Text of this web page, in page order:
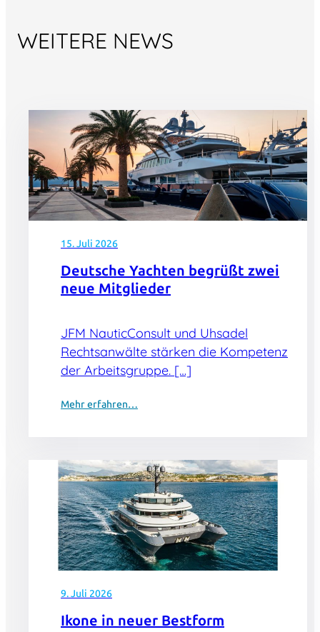
WEITERE NEWS
15. Juli 2026
Deutsche Yachten begrüßt zwei
neue Mitglieder
JFM NauticConsult und Uhsadel
Rechtsanwälte stärken die Kompetenz
der Arbeitsgruppe. […]
Mehr erfahren…
9. Juli 2026
Ikone in neuer Bestform